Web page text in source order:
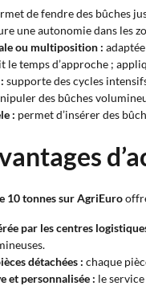
de fendre des bûches
une autonomie dans les
ou multiposition :
le temps d’approche ;
supporte des cycles
des bûches
: permet d’insérer des
10 tonnes sur AgriEuro
par les centres
détachées : chaque
et personnalisée : le